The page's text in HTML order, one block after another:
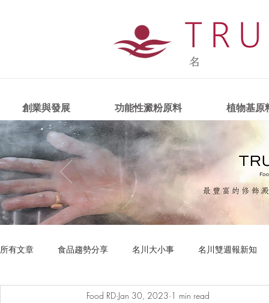
創業與發展 功能性澱粉原料 植物基原
所有文章 食品趨勢分享 名川大小事 名川雙週報新知
Food RD Jan 30, 2023 1 min read